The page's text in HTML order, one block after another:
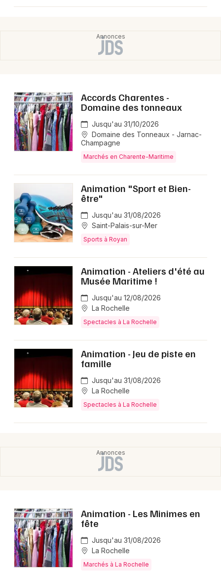
Accords Charentes -
Domaine des tonneaux
Jusqu'au 31/10/2026
Domaine des Tonneaux - Jarnac-
Champagne
Marchés en Charente-Maritime
Animation "Sport et Bien-
être"
Jusqu'au 31/08/2026
Saint-Palais-sur-Mer
Sports à Royan
Animation - Ateliers d'été au
Musée Maritime !
Jusqu'au 12/08/2026
La Rochelle
Spectacles à La Rochelle
Animation - Jeu de piste en
famille
Jusqu'au 31/08/2026
La Rochelle
Spectacles à La Rochelle
Animation - Les Minimes en
fête
Jusqu'au 31/08/2026
La Rochelle
Marchés à La Rochelle